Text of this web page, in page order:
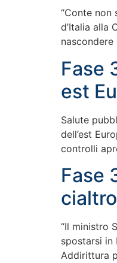
“Conte
d’Italia alla
Fase
est
Salute
dell’est
controlli
Fase
“Il ministro
spostarsi in
Addirittura